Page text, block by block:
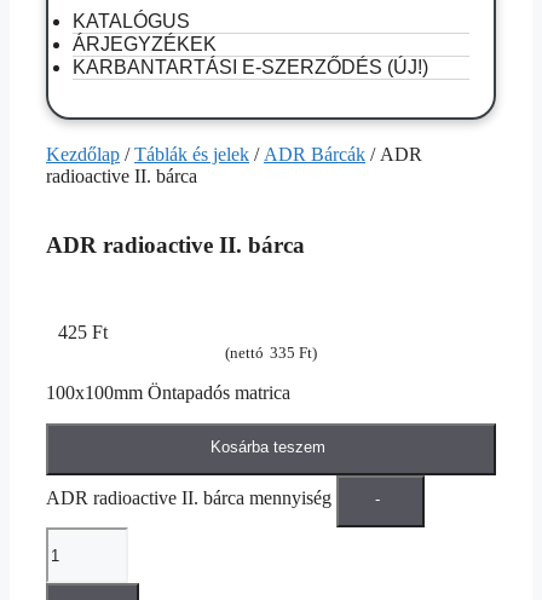
KATALÓGUS
ÁRJEGYZÉKEK
KARBANTARTÁSI E-SZERZŐDÉS (ÚJ!)
Kezdőlap /Táblák és jelek / ADR Bárcák / ADR
radioactive II. bárca
ADR radioactive II. bárca
425 Ft
(nettó 335 Ft)
100x100mm Öntapadós matrica
ADR radioactive II. bárca mennyiség -
Kosárba teszem